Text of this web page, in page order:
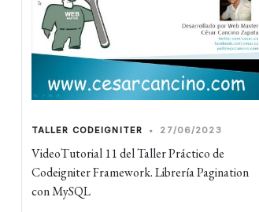
TALLER CODEIGNITER • 27/06/2023
VideoTutorial 11 del Taller Práctico de
Codeigniter Framework. Librería Pagination
con MySQL